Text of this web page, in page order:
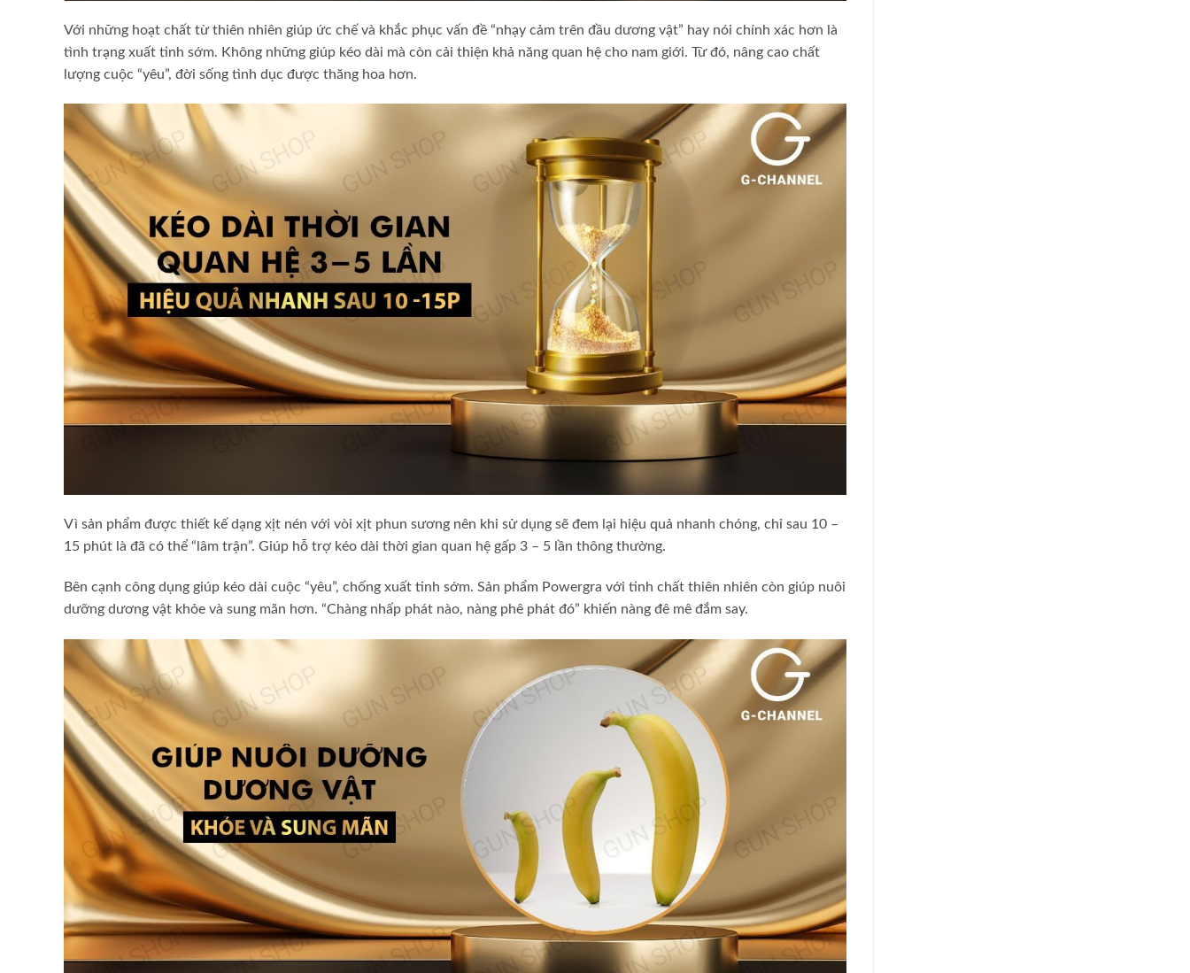
Với những hoạt chất từ thiên nhiên giúp ức chế và khắc phục vấn đề “nhạy cảm trên đầu dương vật” hay nói chính xác hơn là
tình trạng xuất tinh sớm. Không những giúp kéo dài mà còn cải thiện khả năng quan hệ cho nam giới. Từ đó, nâng cao chất
lượng cuộc “yêu”, đời sống tình dục được thăng hoa hơn.
Vì sản phẩm được thiết kế dạng xịt nén với vòi xịt phun sương nên khi sử dụng sẽ đem lại hiệu quả nhanh chóng, chỉ sau 10 –
15 phút là đã có thể “lâm trận”. Giúp hỗ trợ kéo dài thời gian quan hệ gấp 3 – 5 lần thông thường.
Bên cạnh công dụng giúp kéo dài cuộc “yêu”, chống xuất tinh sớm. Sản phẩm Powergra với tinh chất thiên nhiên còn giúp nuôi
dưỡng dương vật khỏe và sung mãn hơn. “Chàng nhấp phát nào, nàng phê phát đó” khiến nàng đê mê đắm say.